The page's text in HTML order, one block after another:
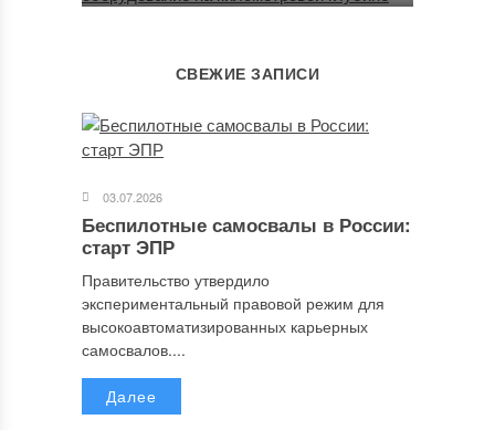
СВЕЖИЕ ЗАПИСИ
03.07.2026
Беспилотные самосвалы в России:
старт ЭПР
Правительство утвердило
экспериментальный правовой режим для
высокоавтоматизированных карьерных
самосвалов....
Далее